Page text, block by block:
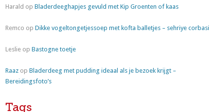
Harald opBladerdeeghapjes gevuld met Kip Groenten of kaas
Remco opDikke vogeltongetjessoep met kofta balletjes – sehriye corbasi
Leslie opBastogne toetje
Raaz opBladerdeeg met pudding ideaal als je bezoek krijgt –
Bereidingsfoto’s
Tags